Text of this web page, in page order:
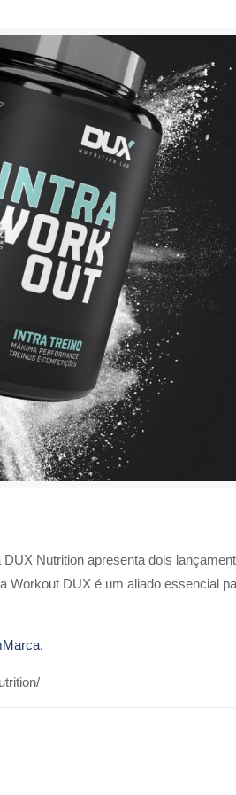
Nutrition apresenta dois
Workout DUX é um aliado essencial
.